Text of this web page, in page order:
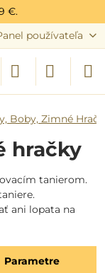
79 €.
používateľa
Boby, Zimné
hračky
tanierom.
ani lopata na
Parametre